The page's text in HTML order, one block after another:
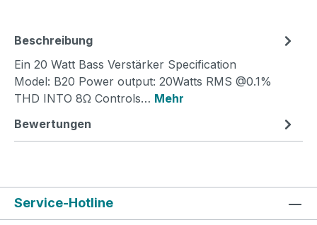
Beschreibung
Ein 20 Watt Bass Verstärker Specification
Model: B20 Power output: 20Watts RMS @0.1%
THD INTO 8Ω Controls… Mehr
Bewertungen
Service-Hotline